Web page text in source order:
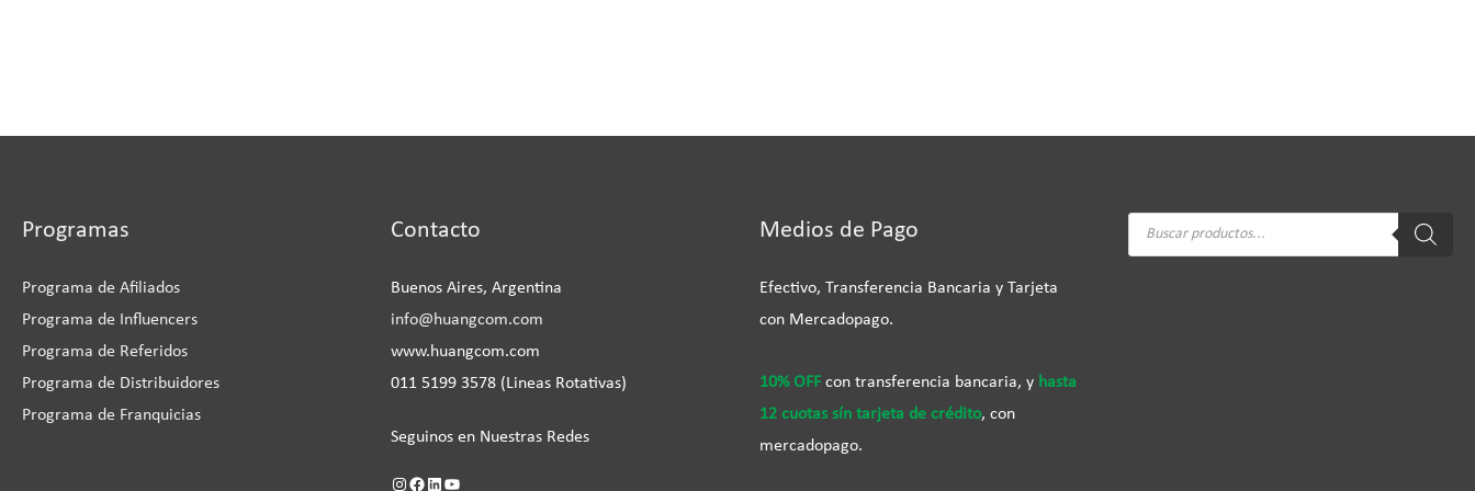
Programas
Programa de Afiliados
Programa de Influencers
Programa de Referidos
Programa de Distribuidores
Programa de Franquicias
Contacto
Buenos Aires, Argentina
info@huangcom.com
www.huangcom.com
011 5199 3578 (Lineas Rotativas)
Seguinos en Nuestras Redes
Medios de Pago
Efectivo, Transferencia Bancaria y Tarjeta
con Mercadopago.
10% OFF con transferencia bancaria, y hasta
12 cuotas sín tarjeta de crédito, con
mercadopago.
Búsqueda
productos